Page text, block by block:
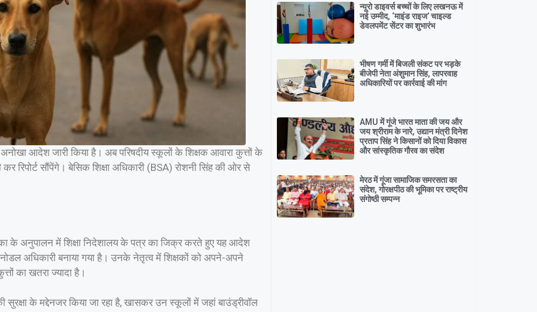
आदेश जारी किया है। अब परिषदीय स्कूलों के शिक्षक आवारा कुत्तों के
रिपोर्ट सौंपेंगे। बेसिक शिक्षा अधिकारी (BSA) रोशनी सिंह की ओर से
के अनुपालन में शिक्षा निदेशालय के पत्र का जिक्र करते हुए यह आदेश
अधिकारी बनाया गया है। उनके नेतृत्व में शिक्षकों को अपने-अपने
का खतरा ज्यादा है।
के मद्देनजर किया जा रहा है, खासकर उन स्कूलों में जहां बाउंड्रीवॉल
न्यूरो डाइवर्स बच्चों के लिए लखनऊ में
नई उम्मीद, ‘माइंड राइज’ चाइल्ड
डेवलपमेंट सेंटर का शुभारंभ
भीषण गर्मी में बिजली संकट पर भड़के
बीजेपी नेता अंशुमान सिंह, लापरवाह
अधिकारियों पर कार्रवाई की मांग
AMU में गूंजे भारत माता की जय और
जय श्रीराम के नारे, उद्यान मंत्री दिनेश
प्रताप सिंह ने किसानों को दिया विकास
और सांस्कृतिक गौरव का संदेश
मेरठ में गूंजा सामाजिक समरसता का
संदेश, गोरक्षपीठ की भूमिका पर राष्ट्रीय
संगोष्ठी सम्पन्न